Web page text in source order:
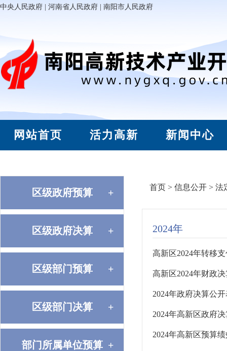
中央人民政府 河南省人民政府 南阳市人民政府
网站首页 活力高新 新闻中心
区级政府预算 +
区级政府决算 +
区级部门预算 +
区级部门决算 +
部门所属单位预算 +
首页 > 信息公开 > 法
2024年
高新区2024年转移
高新区2024年财政
2024年政府决算公
2024年高新区政府
2024年高新区预算